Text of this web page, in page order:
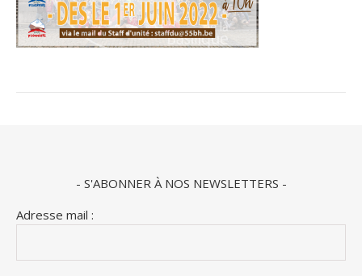
- S'ABONNER À NOS NEWSLETTERS -
Adresse mail :